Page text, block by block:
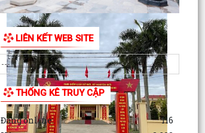
LIÊN KẾT WEB SITE
THỐNG KÊ TRUY CẬP
Đang online:
116